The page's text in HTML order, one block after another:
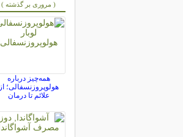
( مروری بر گذشته )
همه‌چیز درباره
هولوپروزنسفالی؛ از
علائم تا درمان